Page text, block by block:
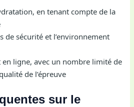
en tenant compte de la
de sécurité et l’environnement
ligne, avec un nombre limité de
de l’épreuve
sur le